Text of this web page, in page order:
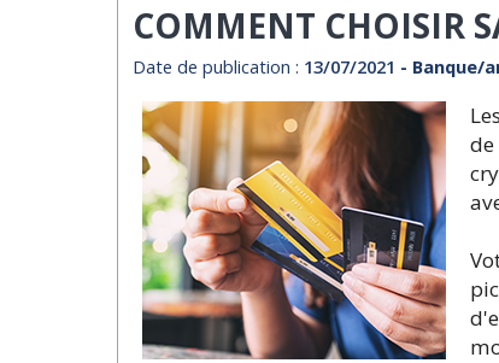
COMMENT CHOISIR
Date de publication : 13/07/2021 - Banque/
de